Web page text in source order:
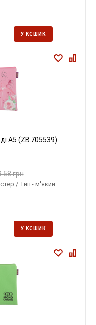
У КОШИК
А5 (ZB.705539)
грн
/ Тип - м'який
У КОШИК